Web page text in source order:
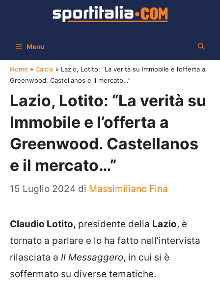
Menu
Home » Calcio » Lazio, Lotito: “La verità su Immobile e l’offerta a
Greenwood. Castellanos e il mercato…”
Lazio, Lotito: “La verità su
Immobile e l’offerta a
Greenwood. Castellanos
e il mercato…”
15 Luglio 2024 di Massimiliano Fina
Claudio Lotito, presidente della Lazio, è
tornato a parlare e lo ha fatto nell’intervista
rilasciata a Il Messaggero, in cui si è
soffermato su diverse tematiche.